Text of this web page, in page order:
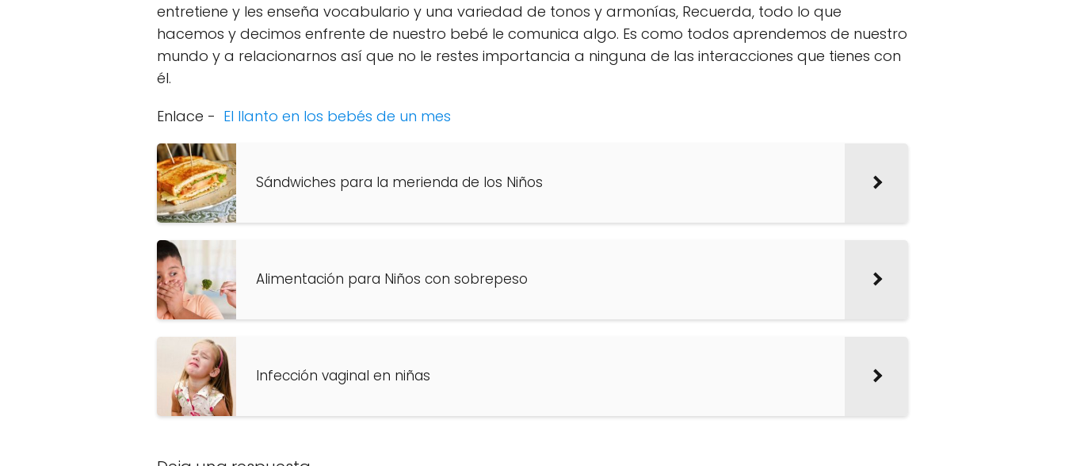
entretiene y les enseña vocabulario y una variedad de tonos y armonías, Recuerda, todo lo que
hacemos y decimos enfrente de nuestro bebé le comunica algo. Es como todos aprendemos de nuestro
mundo y a relacionarnos así que no le restes importancia a ninguna de las interacciones que tienes con
él.
Enlace - El llanto en los bebés de un mes
Sándwiches para la merienda de los Niños
Alimentación para Niños con sobrepeso
Infección vaginal en niñas